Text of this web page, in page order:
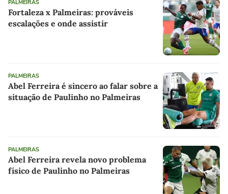
PALMEIRAS
Fortaleza x Palmeiras: prováveis
escalações e onde assistir
PALMEIRAS
Abel Ferreira é sincero ao falar sobre a
situação de Paulinho no Palmeiras
PALMEIRAS
Abel Ferreira revela novo problema
físico de Paulinho no Palmeiras